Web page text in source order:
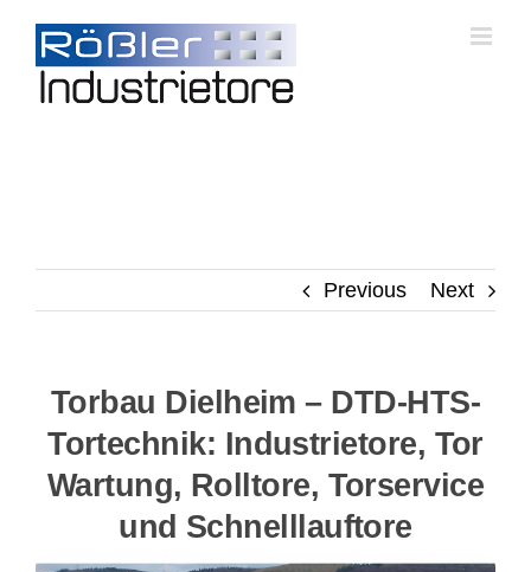
content
Previous Next
Torbau Dielheim – DTD-HTS-
Tortechnik: Industrietore, Tor
Wartung, Rolltore, Torservice
und Schnelllauftore